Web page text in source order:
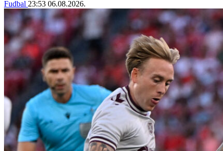
Fudbal 23:53 06.08.2026.